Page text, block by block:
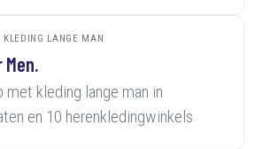
KLEDING LANGE MAN
Men.
met kleding lange man in
en 10 herenkledingwinkels